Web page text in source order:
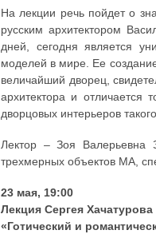
На лекции речь пойдет о
русским архитектором
дней, сегодня является
моделей в мире. Ее
величайший дворец,
архитектора и отличается
дворцовых интерьеров
Лектор – Зоя Валерьевна
трехмерных объектов МА,
23 мая, 19:00
Лекция Сергея Хачатурова
«Готический и